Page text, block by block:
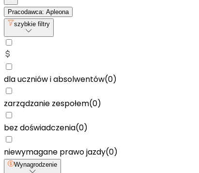
Pracodawca: Apleona
szybkie filtry
dla uczniów i absolwentów(0)
zarządzanie zespołem(0)
bez doświadczenia(0)
niewymagane prawo jazdy(0)
Wynagrodzenie